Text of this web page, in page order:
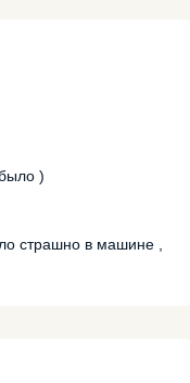
)
страшно в машине ,